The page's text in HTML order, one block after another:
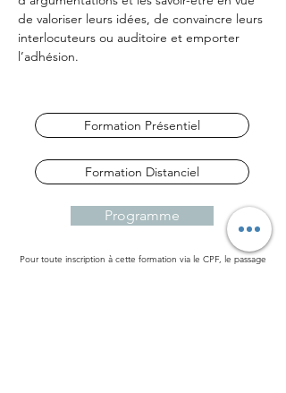
de valoriser leurs idées, de convaincre leurs
interlocuteurs ou auditoire et emporter
l’adhésion.
Formation Présentiel
Formation Distanciel
Programme
Pour toute inscription à cette formation via le CPF, le passage